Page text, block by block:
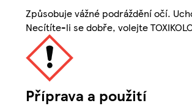
Způsobuje vážné podráždění očí.
Necítíte-li se dobře, volejte
Příprava a použití